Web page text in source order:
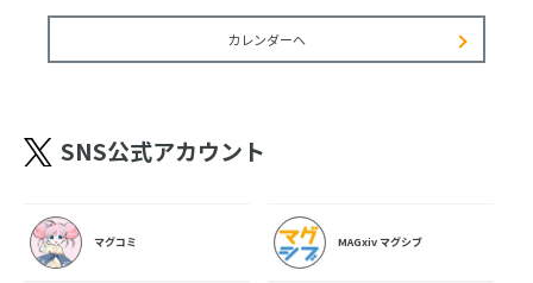
カレンダーへ
SNS公式アカウント
マグコミ MAGxiv マグシブ